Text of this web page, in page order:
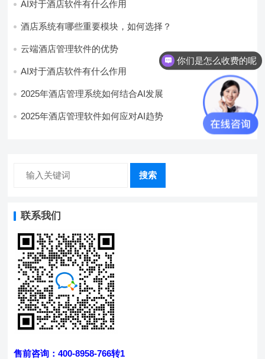
AI对于酒店软件有什么作用
酒店系统有哪些重要模块，如何选择？
云端酒店管理软件的优势
AI对于酒店软件有什么作用
2025年酒店管理系统如何结合AI发展
2025年酒店管理软件如何应对AI趋势
搜索
联系我们
售前咨询：400-8958-766转1
你们是怎么收费的呢